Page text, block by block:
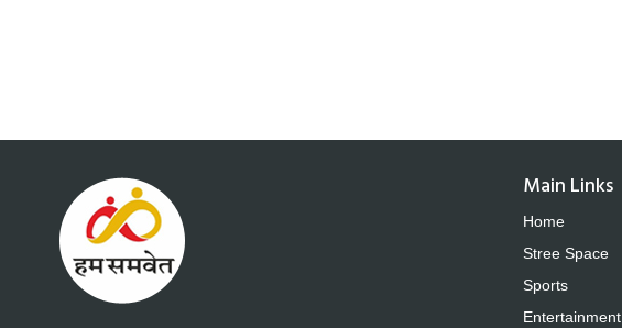
Main Links
Home
Stree Space
Sports
Entertainment